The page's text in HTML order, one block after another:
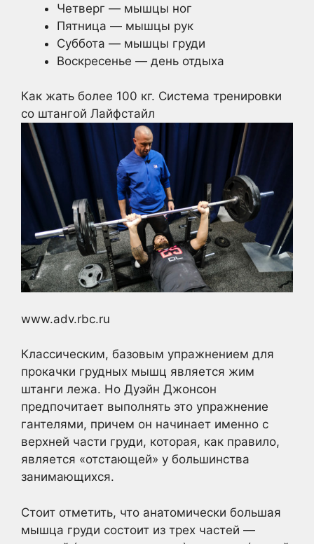
Четверг — мышцы ног
Пятница — мышцы рук
Суббота — мышцы груди
Воскресенье — день отдыха
Как жать более 100 кг. Система тренировки
со штангой Лайфстайл
www.adv.rbc.ru
Классическим, базовым упражнением для
прокачки грудных мышц является жим
штанги лежа. Но Дуэйн Джонсон
предпочитает выполнять это упражнение
гантелями, причем он начинает именно с
верхней части груди, которая, как правило,
является «отстающей» у большинства
занимающихся.
Стоит отметить, что анатомически большая
мышца груди состоит из трех частей —